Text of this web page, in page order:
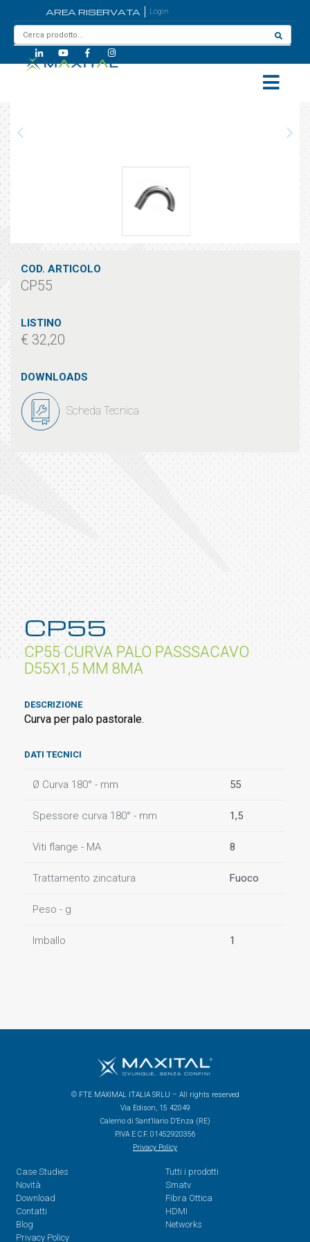
AREA RISERVATA Login
COD. ARTICOLO
CP55
LISTINO
€ 32,20
DOWNLOADS
Scheda Tecnica
CP55
CP55 CURVA PALO PASSSACAVO
D55X1,5 MM 8MA
DESCRIZIONE
Curva per palo pastorale.
DATI TECNICI
Ø Curva 180° - mm 55
Spessore curva 180° - mm 1,5
Viti flange - MA 8
Trattamento zincatura Fuoco
Peso - g
Imballo 1
© FTE MAXIMAL ITALIA SRLU – All rights reserved
Via Edison, 15 42049
Calerno di Sant’Ilario D’Enza (RE)
P.IVA E C.F. 01452920356
Privacy Policy
Case Studies
Novità
Download
Contatti
Blog
Privacy Policy
Tutti i prodotti
Smatv
Fibra Ottica
HDMI
Networks